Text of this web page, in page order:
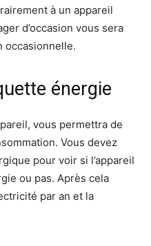
à un appareil
d’occasion vous sera
occasionnelle.
énergie
vous permettra de
Vous devez
pour voir si l’appareil
ou pas. Après cela
par an et la